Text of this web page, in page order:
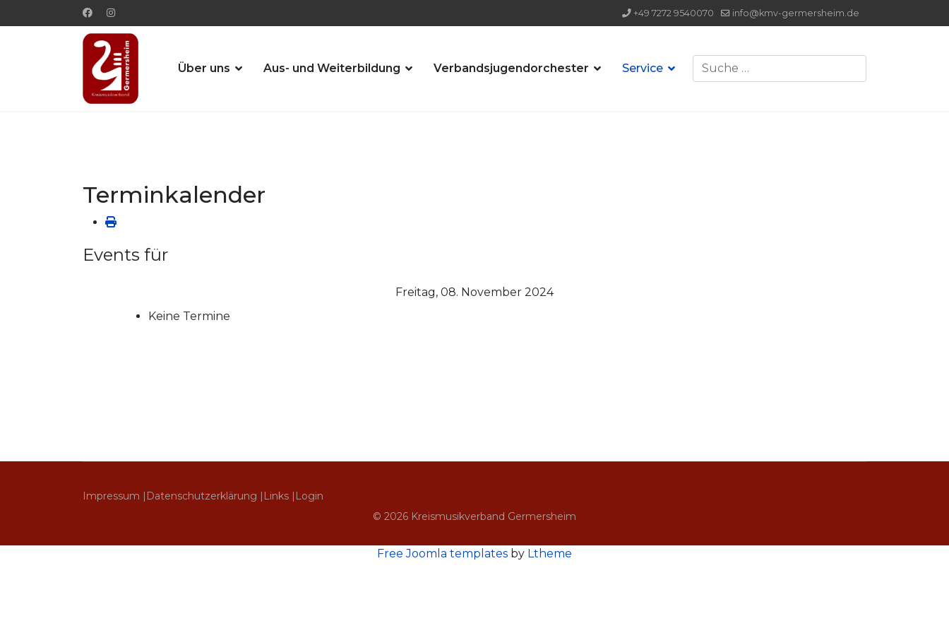
+49 7272 9540070 info@kmv-germersheim.de
Über uns Aus- und Weiterbildung Verbandsjugendorchester Service Suchen
Terminkalender
Events für
Freitag, 08. November 2024
Keine Termine
Impressum | Datenschutzerklärung | Links | Login
© 2026 Kreismusikverband Germersheim
Free Joomla templates by Ltheme